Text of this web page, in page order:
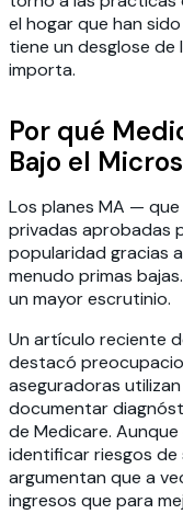
el hogar que han
tiene un desglose
importa.
Por qué
Bajo el
Los planes MA —
privadas aprobadas
popularidad gracias
menudo primas
un mayor escrutinio.
Un artículo reciente
destacó
aseguradoras
documentar
de Medicare.
identificar riesgos
argumentan que a
ingresos que para